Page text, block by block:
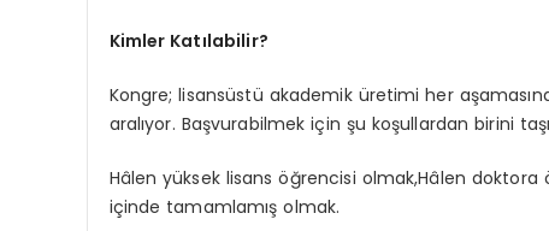
Kimler Katılabilir?
Kongre; lisansüstü akademik üretimi her
aralıyor. Başvurabilmek için şu koşullardan birini
Hâlen yüksek lisans öğrencisi olmak,Hâlen doktora
içinde tamamlamış olmak.